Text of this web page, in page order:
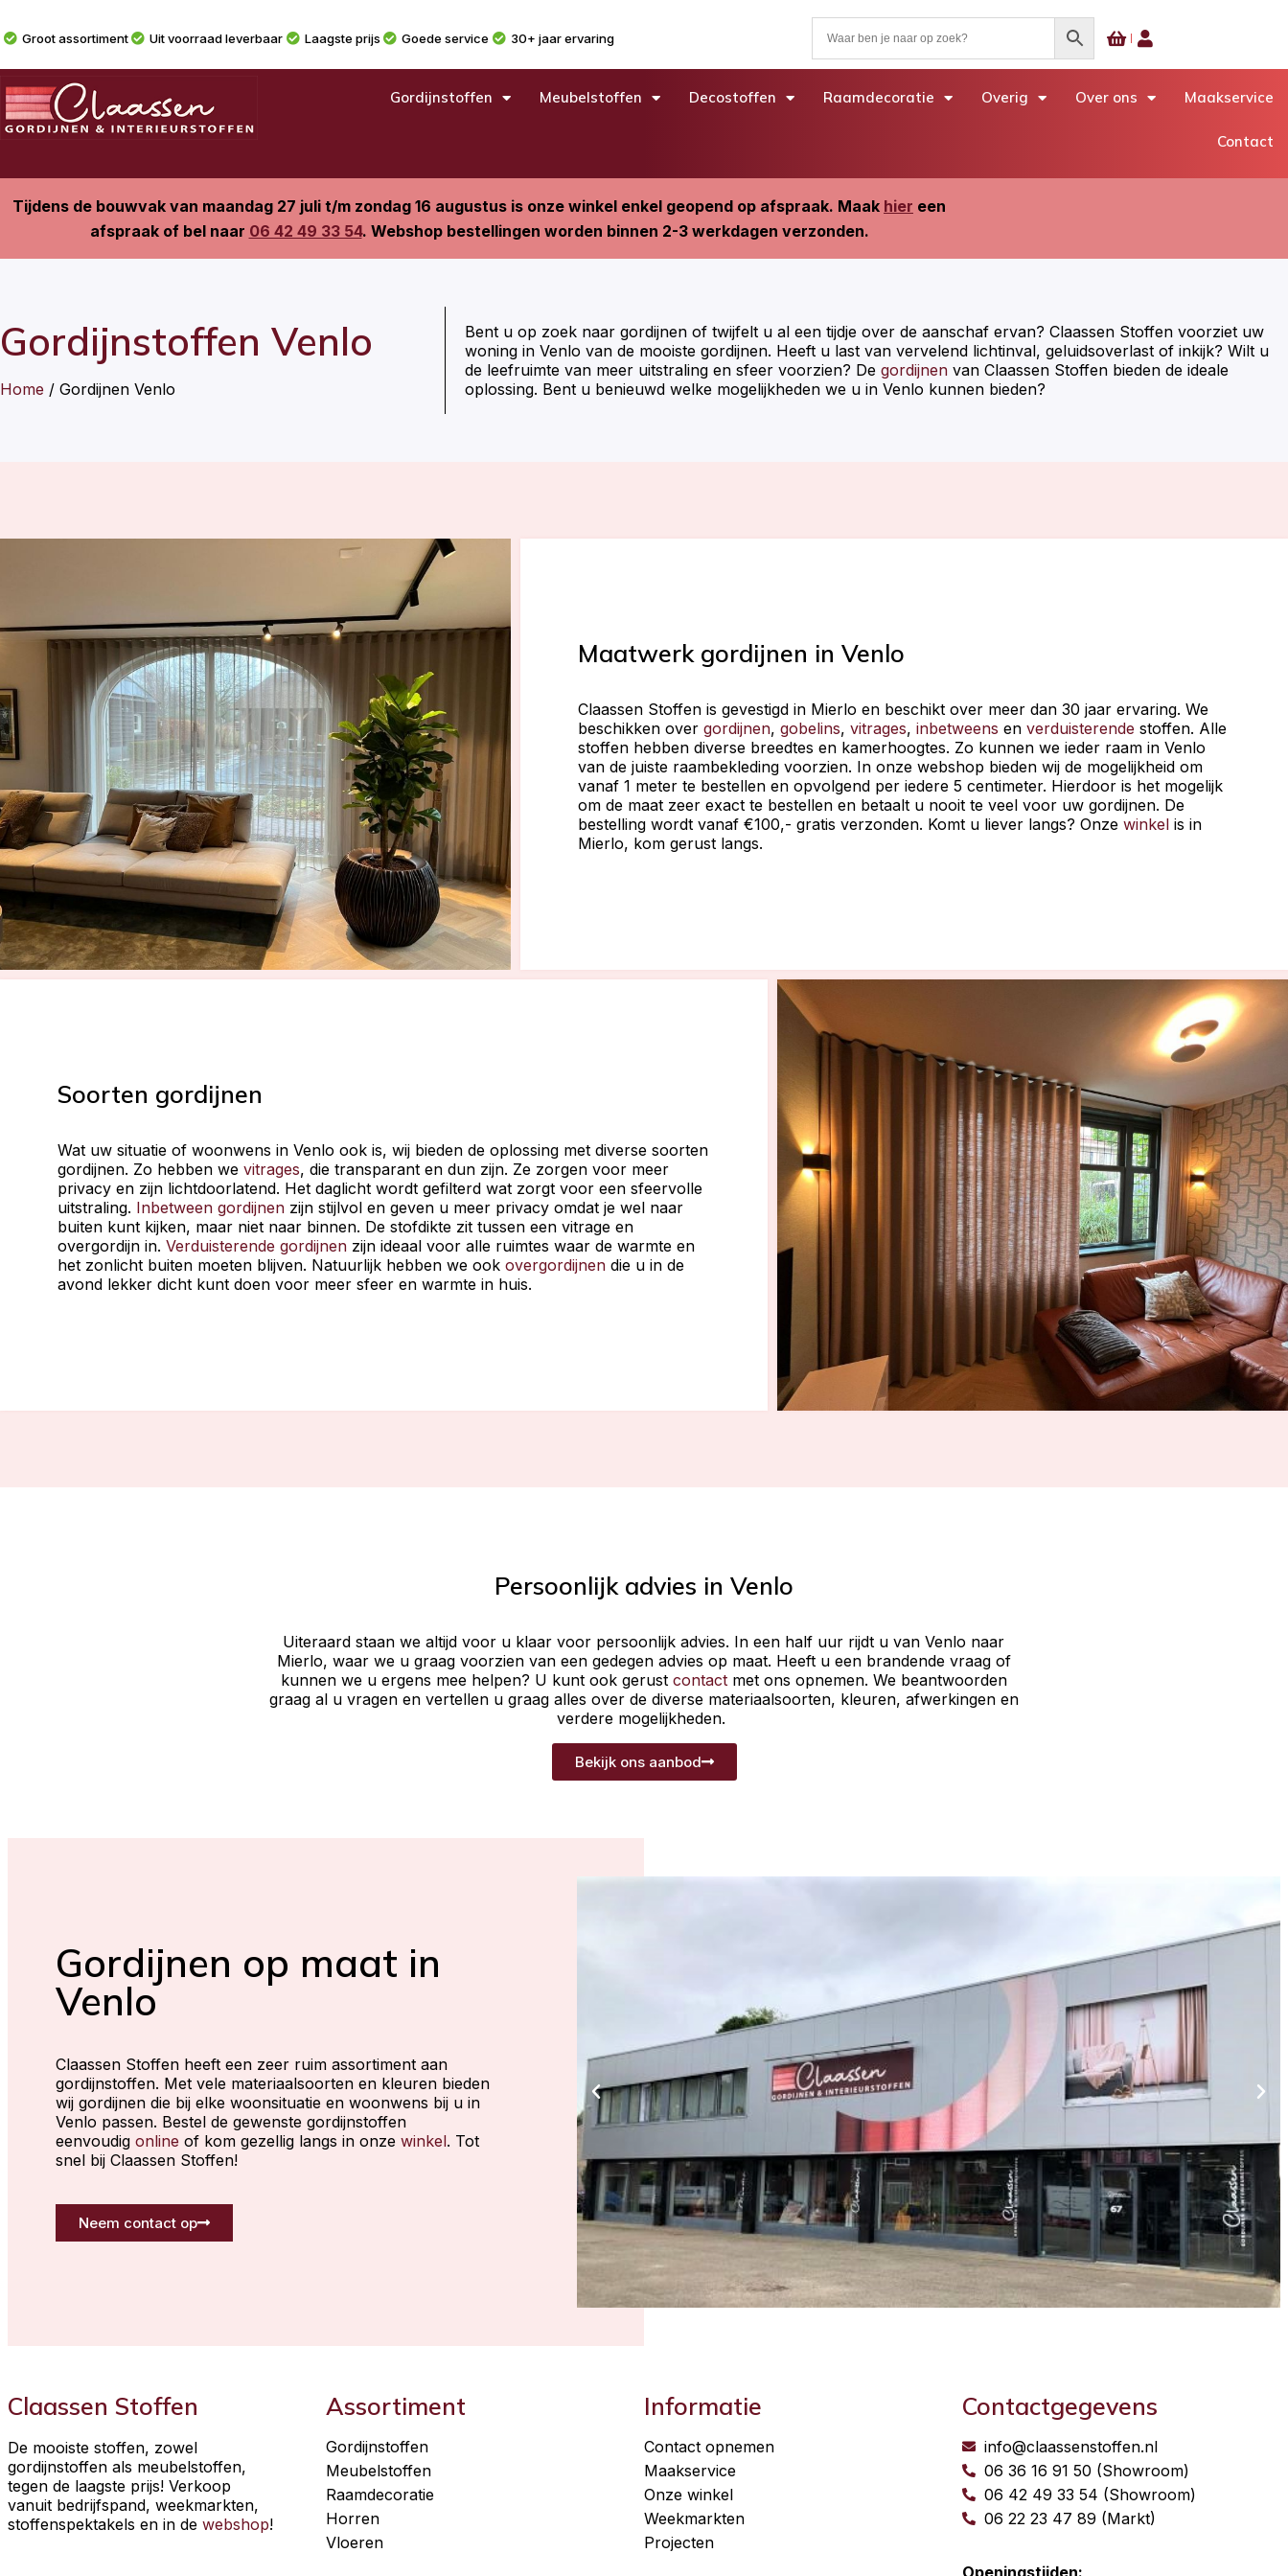
Groot assortiment Uit voorraad leverbaar Laagste prijs Goede service 30+ jaar ervaring
Gordijnstoffen Meubelstoffen Decostoffen Raamdecoratie Overig Over ons Maakservice
Contact
Tijdens de bouwvak van maandag 27 juli t/m zondag 16 augustus is onze winkel enkel geopend op afspraak. Maak hier een
afspraak of bel naar 06 42 49 33 54. Webshop bestellingen worden binnen 2-3 werkdagen verzonden.
Gordijnstoffen Venlo
Home / Gordijnen Venlo
Bent u op zoek naar gordijnen of twijfelt u al een tijdje over de aanschaf ervan? Claassen Stoffen voorziet uw
woning in Venlo van de mooiste gordijnen. Heeft u last van vervelend lichtinval, geluidsoverlast of inkijk? Wilt u
de leefruimte van meer uitstraling en sfeer voorzien? De gordijnenvan Claassen Stoffen bieden de ideale
oplossing. Bent u benieuwd welke mogelijkheden we u in Venlo kunnen bieden?
Maatwerk gordijnen in Venlo
Claassen Stoffen is gevestigd in Mierlo en beschikt over meer dan 30 jaar ervaring. We
beschikken over gordijnen, gobelins, vitrages, inbetweens en verduisterende stoffen. Alle
stoffen hebben diverse breedtes en kamerhoogtes. Zo kunnen we ieder raam in Venlo
van de juiste raambekleding voorzien. In onze webshop bieden wij de mogelijkheid om
vanaf 1 meter te bestellen en opvolgend per iedere 5 centimeter. Hierdoor is het mogelijk
om de maat zeer exact te bestellen en betaalt u nooit te veel voor uw gordijnen. De
bestelling wordt vanaf €100,- gratis verzonden. Komt u liever langs? Onze winkel is in
Mierlo, kom gerust langs.
Soorten gordijnen
Wat uw situatie of woonwens in Venlo ook is, wij bieden de oplossing met diverse soorten
gordijnen. Zo hebben we vitrages, die transparant en dun zijn. Ze zorgen voor meer
privacy en zijn lichtdoorlatend. Het daglicht wordt gefilterd wat zorgt voor een sfeervolle
uitstraling. Inbetween gordijnen zijn stijlvol en geven u meer privacy omdat je wel naar
buiten kunt kijken, maar niet naar binnen. De stofdikte zit tussen een vitrage en
overgordijn in. Verduisterende gordijnen zijn ideaal voor alle ruimtes waar de warmte en
het zonlicht buiten moeten blijven. Natuurlijk hebben we ook overgordijnen die u in de
avond lekker dicht kunt doen voor meer sfeer en warmte in huis.
Persoonlijk advies in Venlo
Uiteraard staan we altijd voor u klaar voor persoonlijk advies. In een half uur rijdt u van Venlo naar
Mierlo, waar we u graag voorzien van een gedegen advies op maat. Heeft u een brandende vraag of
kunnen we u ergens mee helpen? U kunt ook gerust contactmet ons opnemen. We beantwoorden
graag al u vragen en vertellen u graag alles over de diverse materiaalsoorten, kleuren, afwerkingen en
verdere mogelijkheden.
Bekijk ons aanbod
Gordijnen op maat in
Venlo
Claassen Stoffen heeft een zeer ruim assortiment aan
gordijnstoffen. Met vele materiaalsoorten en kleuren bieden
wij gordijnen die bij elke woonsituatie en woonwens bij u in
Venlo passen. Bestel de gewenste gordijnstoffen
eenvoudig online of kom gezellig langs in onze winkel. Tot
snel bij Claassen Stoffen!
Neem contact op
Claassen Stoffen
De mooiste stoffen, zowel
gordijnstoffen als meubelstoffen,
tegen de laagste prijs! Verkoop
vanuit bedrijfspand, weekmarkten,
stoffenspektakels en in de webshop!
Assortiment
Gordijnstoffen
Meubelstoffen
Raamdecoratie
Horren
Vloeren
Informatie
Contact opnemen
Maakservice
Onze winkel
Weekmarkten
Projecten
Contactgegevens
info@claassenstoffen.nl
06 36 16 91 50 (Showroom)
06 42 49 33 54 (Showroom)
06 22 23 47 89 (Markt)
Openingstijden: